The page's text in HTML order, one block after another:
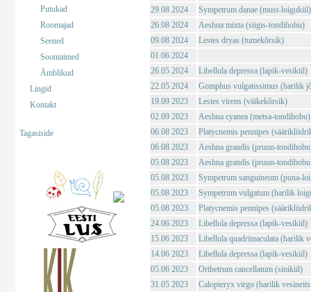
Putukad
Roomajad
Seened
Soontaimed
Ämblikud
Lingid
Kontakt
Tagasiside
29.08 2024
Sympetrum danae (must-loigukiil)
26.08 2024
Aeshna mixta (sügis-tondihobu)
09.08 2024
Lestes dryas (tumekõrsik)
01.06 2024
26.05 2024
Libellula depressa (lapik-vesikiil)
22.05 2024
Gomphus vulgatissimus (harilik
19.09 2023
Lestes virens (väikekõrsik)
02.09 2023
Aeshna cyanea (metsa-tondihobu)
06.08 2023
Platycnemis pennipes
06.08 2023
Aeshna grandis (pruun-
05.08 2023
Aeshna grandis (pruun-
05.08 2023
Sympetrum sanguineum (puna-
05.08 2023
Sympetrum vulgatum (harilik
05.08 2023
Platycnemis pennipes
24.06 2023
Libellula depressa (lapik-vesikiil)
15.06 2023
Libellula quadrimaculata (harilik
14.06 2023
Libellula depressa (lapik-vesikiil)
05.06 2023
Orthetrum cancellatum (sinikiil)
31.05 2023
Calopteryx virgo (harilik